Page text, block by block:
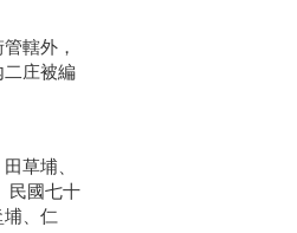
轄外，
二庄被編
草埔、
民國七十
、仁